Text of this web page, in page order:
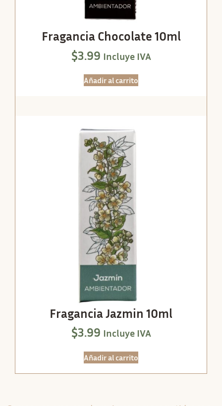
Fragancia Chocolate 10ml
$3.99 Incluye IVA
Añadir al carrito
Fragancia Jazmin 10ml
$3.99 Incluye IVA
Añadir al carrito